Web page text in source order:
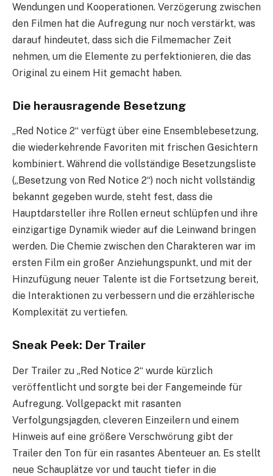
Wendungen und Kooperationen. Verzögerung zwischen
den Filmen hat die Aufregung nur noch verstärkt, was
darauf hindeutet, dass sich die Filmemacher Zeit
nehmen, um die Elemente zu perfektionieren, die das
Original zu einem Hit gemacht haben.
Die herausragende Besetzung
„Red Notice 2“ verfügt über eine Ensemblebesetzung,
die wiederkehrende Favoriten mit frischen Gesichtern
kombiniert. Während die vollständige Besetzungsliste
(„Besetzung von Red Notice 2“) noch nicht vollständig
bekannt gegeben wurde, steht fest, dass die
Hauptdarsteller ihre Rollen erneut schlüpfen und ihre
einzigartige Dynamik wieder auf die Leinwand bringen
werden. Die Chemie zwischen den Charakteren war im
ersten Film ein großer Anziehungspunkt, und mit der
Hinzufügung neuer Talente ist die Fortsetzung bereit,
die Interaktionen zu verbessern und die erzählerische
Komplexität zu vertiefen.
Sneak Peek: Der Trailer
Der Trailer zu „Red Notice 2“ wurde kürzlich
veröffentlicht und sorgte bei der Fangemeinde für
Aufregung. Vollgepackt mit rasanten
Verfolgungsjagden, cleveren Einzeilern und einem
Hinweis auf eine größere Verschwörung gibt der
Trailer den Ton für ein rasantes Abenteuer an. Es stellt
neue Schauplätze vor und taucht tiefer in die